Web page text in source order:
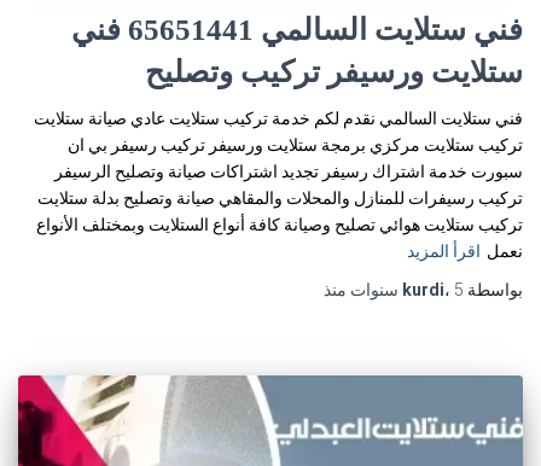
فني ستلايت السالمي 65651441 فني
ستلايت ورسيفر تركيب وتصليح
فني ستلايت السالمي نقدم لكم خدمة تركيب ستلايت عادي صيانة ستلايت
تركيب ستلايت مركزي برمجة ستلايت ورسيفر تركيب رسيفر بي ان
سبورت خدمة اشتراك رسيفر تجديد اشتراكات صيانة وتصليح الرسيفر
تركيب رسيفرات للمنازل والمحلات والمقاهي صيانة وتصليح بدلة ستلايت
تركيب ستلايت هوائي تصليح وصيانة كافة أنواع الستلايت وبمختلف الأنواع
نعمل اقرأ المزيد
بواسطة
kurdi، 5 سنوات منذ